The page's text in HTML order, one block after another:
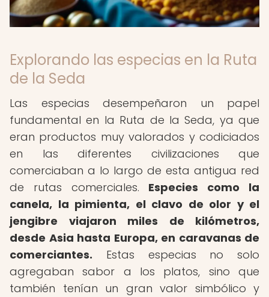
Explorando las especias en la Ruta
de la Seda
Las especias desempeñaron un papel
fundamental en la Ruta de la Seda, ya que
eran productos muy valorados y codiciados
en las diferentes civilizaciones que
comerciaban a lo largo de esta antigua red
de rutas comerciales. Especies como la
canela, la pimienta, el clavo de olor y el
jengibre viajaron miles de kilómetros,
desde Asia hasta Europa, en caravanas de
comerciantes. Estas especias no solo
agregaban sabor a los platos, sino que
también tenían un gran valor simbólico y